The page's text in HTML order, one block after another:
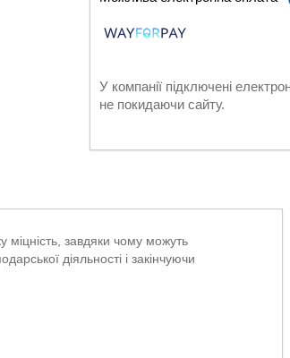
У компанії підключені
не покидаючи сайту.
міцність, завдяки чому можуть
діяльності і закінчуючи